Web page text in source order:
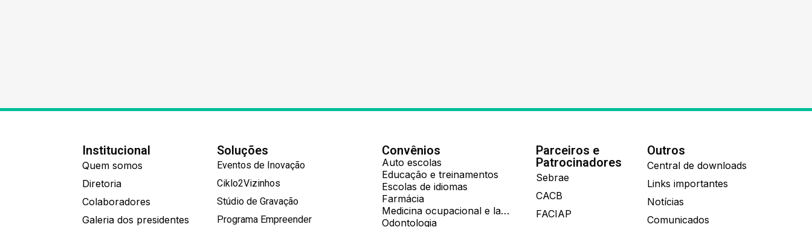
Institucional
Quem somos
Diretoria
Colaboradores
Galeria dos presidentes
Soluções
Eventos de Inovação
Ciklo2Vizinhos
Stúdio de Gravação
Programa Empreender
Convênios
Auto escolas
Educação e treinamentos
Escolas de idiomas
Farmácia
Medicina ocupacional e laboratorial
Odontologia
Parceiros e
Patrocinadores
Sebrae
CACB
FACIAP
Outros
Central de downloads
Links importantes
Notícias
Comunicados